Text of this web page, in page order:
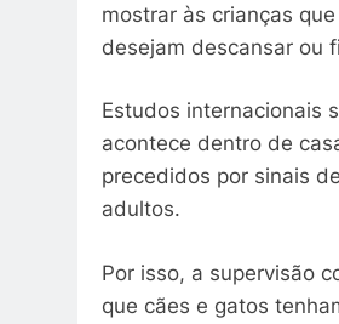
mostrar às crianças
desejam descansar ou
Estudos internacionais
acontece dentro de
precedidos por sinais
adultos.
Por isso, a supervisão
que cães e gatos